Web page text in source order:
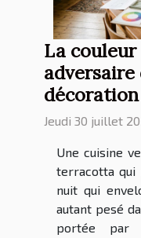
La
adversaire
décoration
Jeudi 30 juillet
Une cuisine
terracotta qui
nuit qui
autant pesé
portée par